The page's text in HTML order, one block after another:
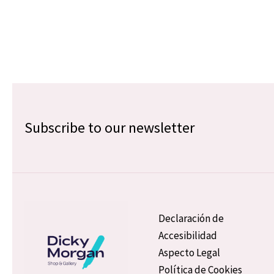
Subscribe to our newsletter
Declaración de
Accesibilidad
Aspecto Legal
Política de Cookies